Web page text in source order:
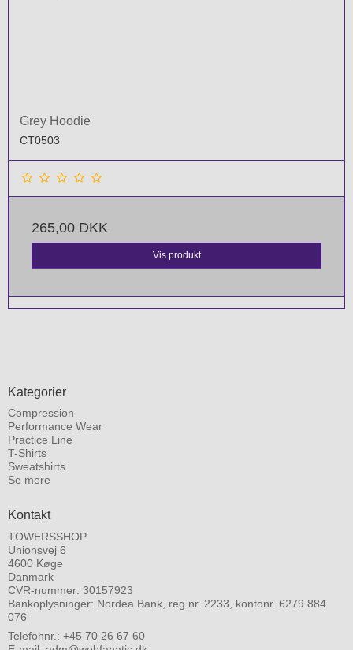
Grey Hoodie
CT0503
265,00 DKK
Vis produkt
Kategorier
Compression
Performance Wear
Practice Line
T-Shirts
Sweatshirts
Se mere
Kontakt
TOWERSSHOP
Unionsvej 6
4600 Køge
Danmark
CVR-nummer: 30157923
Bankoplysninger: Nordea Bank, reg.nr. 2233, kontonr. 6279 884
076
Telefonnr.: +45 70 26 67 60